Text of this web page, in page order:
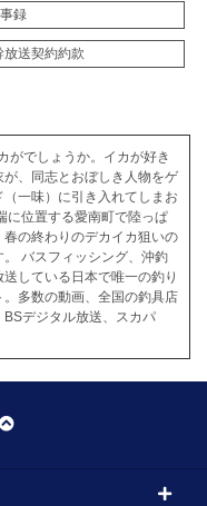
録
送契約約款
がでしょうか。イカが好き
、同志とおぼしき人物をゲ
一味）に引き入れてしまお
に位置する愛南町で陸っぱ
の終わりのデカイカ狙いの
バスフィッシング、沖釣
している日本で唯一の釣り
多数の動画、全国の釣具店
デジタル放送、スカパ